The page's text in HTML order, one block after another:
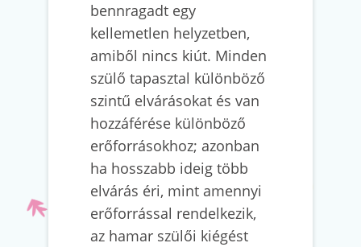
bennragadt egy
kellemetlen helyzetben,
amiből nincs kiút. Minden
szülő tapasztal különböző
szintű elvárásokat és van
hozzáférése különböző
erőforrásokhoz; azonban
ha hosszabb ideig több
elvárás éri, mint amennyi
erőforrással rendelkezik,
az hamar szülői kiégést